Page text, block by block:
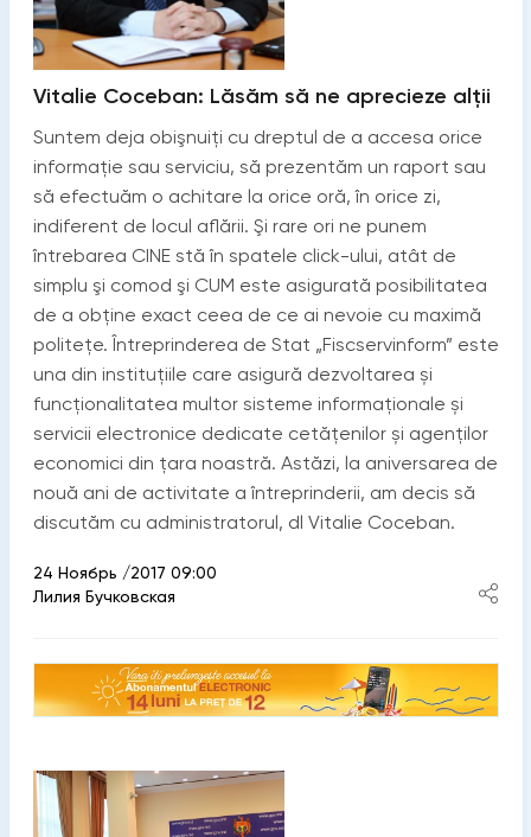
Vitalie Coceban: Lăsăm să ne aprecieze alţii
Suntem deja obişnuiţi cu dreptul de a accesa orice
informaţie sau serviciu, să prezentăm un raport sau
să efectuăm o achitare la orice oră, în orice zi,
indiferent de locul aflării. Şi rare ori ne punem
întrebarea CINE stă în spatele click-ului, atât de
simplu şi comod şi CUM este asigurată posibilitatea
de a obţine exact ceea de ce ai nevoie cu maximă
politeţe. Întreprinderea de Stat „Fiscservinform” este
una din instituţiile care asigură dezvoltarea și
funcționalitatea multor sisteme informaţionale și
servicii electronice dedicate cetățenilor și agenților
economici din ţara noastră. Astăzi, la aniversarea de
nouă ani de activitate a întreprinderii, am decis să
discutăm cu administratorul, dl Vitalie Coceban.
24 Ноябрь /2017 09:00
Лилия Бучковская